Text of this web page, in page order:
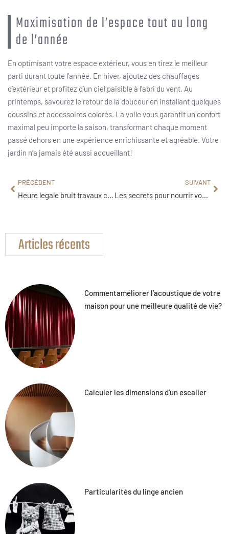
Maximisation de l’espace tout au long
de l’année
En optimisant votre espace extérieur, vous en tirez le meilleur
parti durant toute l’année. En hiver, ajoutez des chauffages
d’extérieur et profitez d’un ciel paisible à l’abri du vent. Au
printemps, savourez le retour de la douceur en installant quelques
coussins et accessoires colorés. La voile vous garantit un confort
maximal peu importe la saison, transformant chaque moment
passé dehors en une expérience enrichissante et agréable. Votre
jardin n’a jamais été aussi accueillant!
PRÉCÉDENT
Heure legale bruit travaux chantier
SUIVANT
Les secrets pour nourrir vos oisillons : astuces pour un accueil réussi à la maison
Articles récents
Commentaméliorer l’acoustique de votre
maison pour une meilleure qualité de vie?
Calculer les dimensions d’un escalier
Particularités du linge ancien